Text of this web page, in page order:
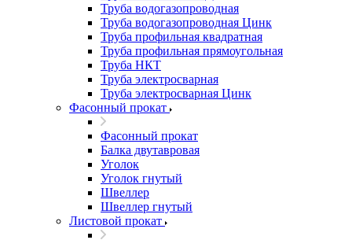
Труба водогазопроводная
Труба водогазопроводная Цинк
Труба профильная квадратная
Труба профильная прямоугольная
Труба НКТ
Труба электросварная
Труба электросварная Цинк
Фасонный прокат
Фасонный прокат
Балка двутавровая
Уголок
Уголок гнутый
Швеллер
Швеллер гнутый
Листовой прокат